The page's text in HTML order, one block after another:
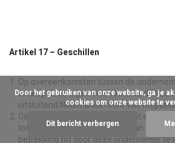
Artikel 17 – Geschillen
Op overeenkomsten tussen de
waarop deze algemene voorwaarden
uitsluitend Nederlands recht van
Geschillen tussen de consument en de
totstandkoming of uitvoering van
betrekking tot door deze ondernemer te
cookies om onze website te
Dit bericht verbergen